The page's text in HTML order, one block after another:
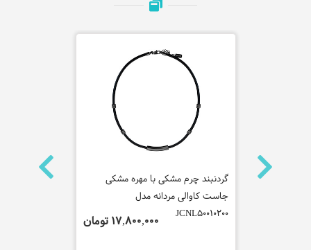
گردنبند
گردنبند چرم مشکی با مهره مشکی
جاست کاوالی مردانه مدل
JCNL50010200
17,800,000 تومان